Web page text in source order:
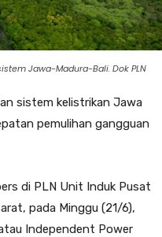
Jawa-Madura-Bali. Dok PLN
sistem kelistrikan Jawa
pemulihan gangguan
di PLN Unit Induk Pusat
pada Minggu (21/6),
Independent Power